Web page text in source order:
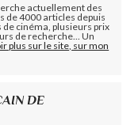
actuellement des
de 4000 articles depuis
cinéma, plusieurs prix
de recherche... Un
plus sur le site, sur mon
DE